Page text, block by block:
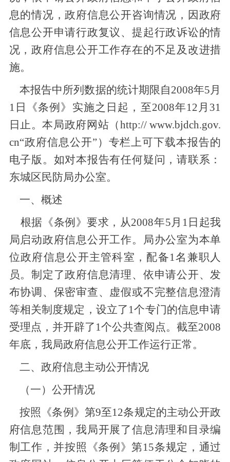
息的情况，政府信息公开咨询情况，因政府
信息公开申请行政复议、提起行政诉讼的情
况，政府信息公开工作存在的不足及改进措
施。
本报告中所列数据的统计期限自2008年5月
1日《条例》实施之日起，至2008年12月31
日止。本局政府网站（http:// www.bjdch.gov.
cn“政府信息公开”）专栏上可下载本报告的
电子版。如对本报告有任何疑问，请联系：
东城区民防局办公室。
一、概述
根据《条例》要求，从2008年5月1日起我
局启动政府信息公开工作。局办公室为本单
位政府信息公开主管科室，配备1名兼职人
员。制定了政府信息清理、依申请公开、发
布协调、保密审查、虚假或不完整信息澄清
等相关制度规定，设立了1个专门的信息申请
受理点，并开辟了1个公共查阅点。截至2008
年底，我局政府信息公开工作运行正常。
二、政府信息主动公开情况
（一）公开情况
按照《条例》第9至12条规定的主动公开政
府信息范围，我局开展了信息清理和目录编
制工作，并按照《条例》第15条规定，通过